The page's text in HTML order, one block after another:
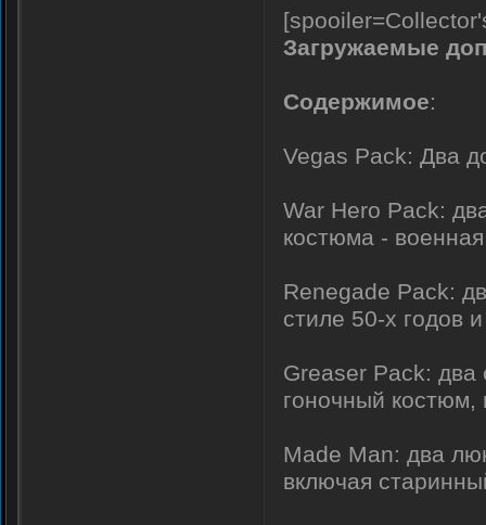
Загружаемые
Содержимое:
Vegas Pack: Два
War Hero Pack:
костюма -
Renegade Pack:
стиле 50-х годов
Greaser Pack: два
гоночный костюм,
Made Man: два
включая